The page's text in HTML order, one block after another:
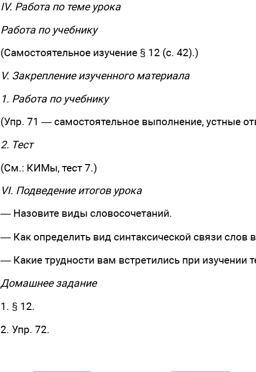
IV. Работа по теме урока
Работа по учебнику
(Самостоятельное изучение § 12 (с. 42).)
V. Закрепление изученного материала
1. Работа по учебнику
(Упр. 71 — самостоятельное выполнение, устные
2. Тест
(См.: КИМы, тест 7.)
VI. Подведение итогов урока
— Назовите виды словосочетаний.
— Как определить вид синтаксической связи слов
— Какие трудности вам встретились при изучении
Домашнее задание
1. § 12.
2. Упр. 72.